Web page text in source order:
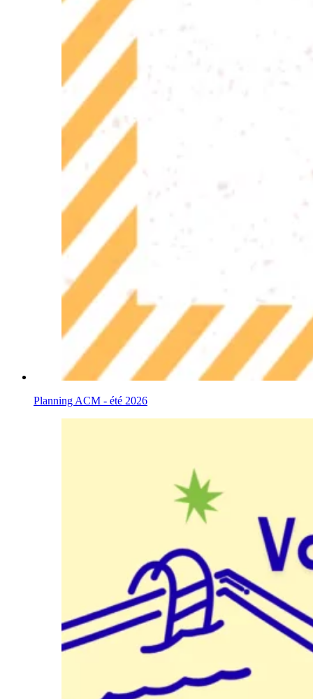
Planning ACM - été 2026